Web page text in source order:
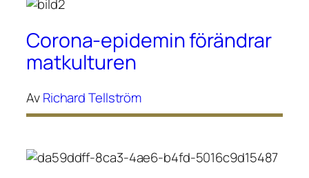
Corona-epidemin förändrar
matkulturen
AvRichard Tellström